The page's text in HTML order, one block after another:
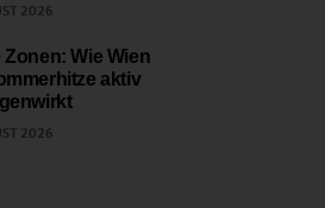
2026
Zonen: Wie Wien
aktiv
2026